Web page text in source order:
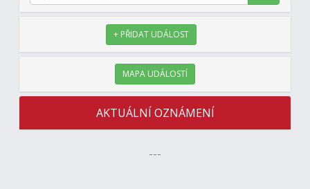
+ PŘIDAT UDÁLOST
MAPA UDÁLOSTÍ
AKTUÁLNÍ OZNÁMENÍ
---